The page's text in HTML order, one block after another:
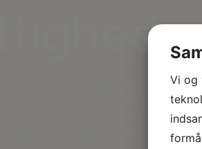
og bæredygtighed gennem
Vi er certificeret
og
Vi og